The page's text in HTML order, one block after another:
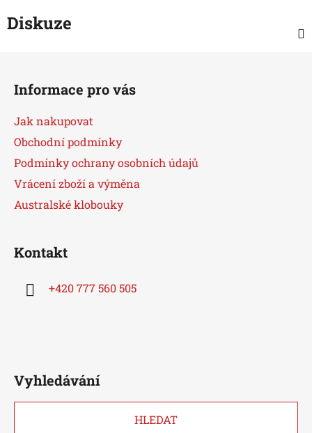
Diskuze
Informace pro vás
Jak nakupovat
Obchodní podmínky
Podmínky ochrany osobních údajů
Vrácení zboží a výměna
Australské klobouky
Kontakt
+420 777 560 505
Vyhledávání
HLEDAT